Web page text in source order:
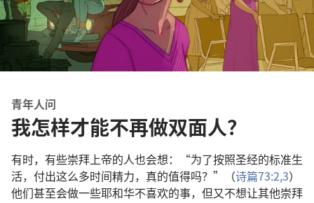
青年人问
我怎样才能不再做双面人？
有时，有些崇拜上帝的人也会想：“为了按照圣经的标准生
活，付出这么多时间精力，真的值得吗？”（诗篇73:2,3）
他们甚至会做一些耶和华不喜欢的事，但又不想让其他崇拜